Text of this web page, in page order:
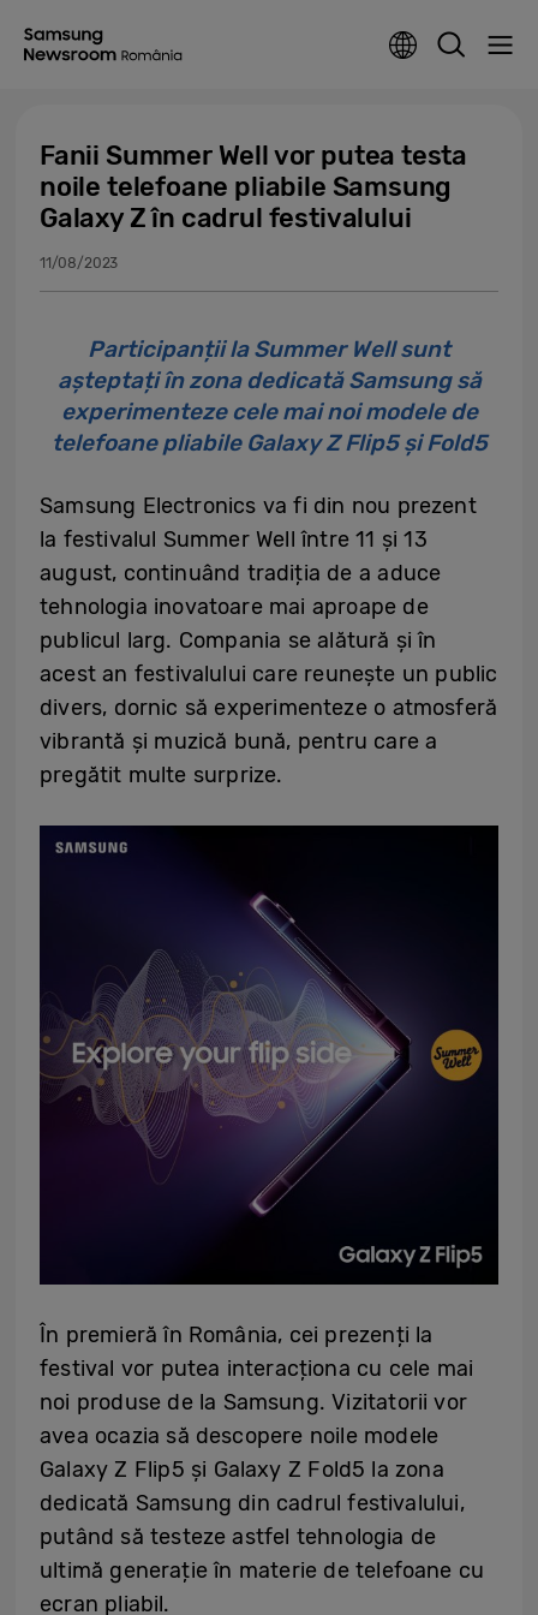
Fanii Summer Well vor putea testa
noile telefoane pliabile Samsung
Galaxy Z în cadrul festivalului
11/08/2023
Participanții la Summer Well sunt
așteptați în zona dedicată Samsung să
experimenteze cele mai noi modele de
telefoane pliabile Galaxy Z Flip5 și Fold5
Samsung Electronics va fi din nou prezent
la festivalul Summer Well între 11 și 13
august, continuând tradiția de a aduce
tehnologia inovatoare mai aproape de
publicul larg. Compania se alătură și în
acest an festivalului care reunește un public
divers, dornic să experimenteze o atmosferă
vibrantă și muzică bună, pentru care a
pregătit multe surprize.
În premieră în România, cei prezenți la
festival vor putea interacționa cu cele mai
noi produse de la Samsung. Vizitatorii vor
avea ocazia să descopere noile modele
Galaxy Z Flip5 și Galaxy Z Fold5 la zona
dedicată Samsung din cadrul festivalului,
putând să testeze astfel tehnologia de
ultimă generație în materie de telefoane cu
ecran pliabil.